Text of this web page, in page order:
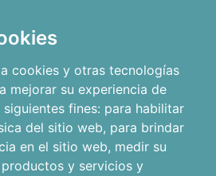
cookies y otras tecnologías
mejorar su experiencia de
fines: para habilitar
del sitio web, para brindar
en el sitio web, medir su
y servicios y